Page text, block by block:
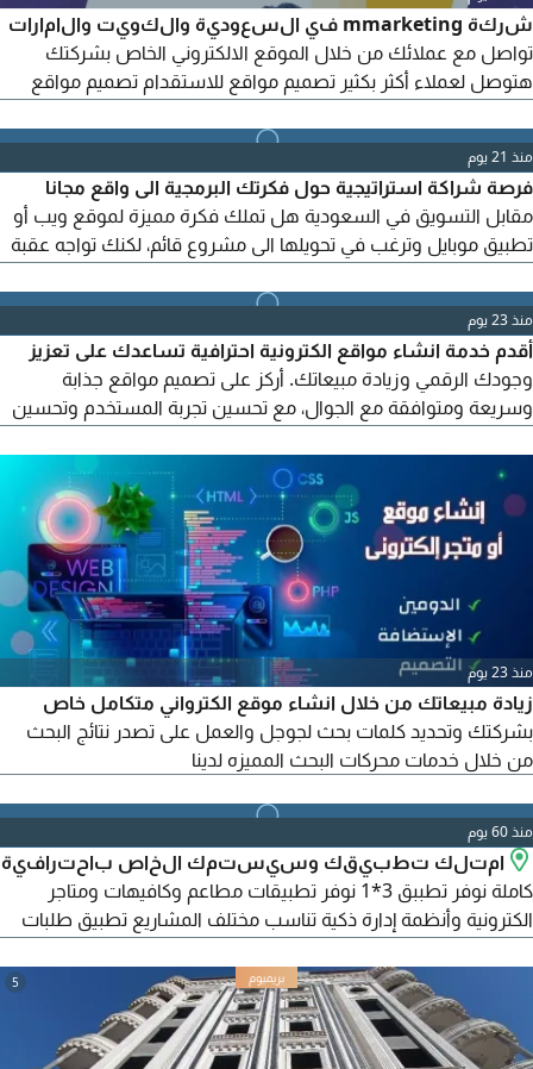
شركة mmarketing في السعودية والكويت والامارات
تواصل مع عملائك من خلال الموقع الالكتروني الخاص بشركتك
هتوصل لعملاء أكثر بكثير تصميم مواقع للاستقدام تصميم مواقع
مواقع التمويل والقروض تصميم مواقع المكاتب والشركات بالمملكة
للتواصل مع المكتب علي
منذ 21 يوم
فرصة شراكة استراتيجية حول فكرتك البرمجية الى واقع مجانا
مقابل التسويق في السعودية هل تملك فكرة مميزة لموقع ويب أو
تطبيق موبايل وترغب في تحويلها الى مشروع قائم، لكنك تواجه عقبة
والخبرة العالية في تطوير المواقع وتطبيقات الهواتف الذكية. نبحث
عن شخص أو مؤسسة في المملكة العربية السعودية يمتلك فكرة
مشروع واعدة وجاهزة للتنفيذ
منذ 23 يوم
أقدم خدمة انشاء مواقع الكترونية احترافية تساعدك على تعزيز
وجودك الرقمي وزيادة مبيعاتك. أركز على تصميم مواقع جذابة
وسريعة ومتوافقة مع الجوال، مع تحسين تجربة المستخدم وتحسين
منذ 23 يوم
زيادة مبيعاتك من خلال انشاء موقع الكترواني متكامل خاص
بشركتك وتحديد كلمات بحث لجوجل والعمل على تصدر نتائج البحث
من خلال خدمات محركات البحث المميزه لدينا
منذ 60 يوم
امتلك تطبيقك وسيستمك الخاص باحترافية
كاملة نوفر تطببق 3*1 نوفر تطبيقات مطاعم وكافيهات ومتاجر
الكترونية وأنظمة إدارة ذكية تناسب مختلف المشاريع تطبيق طلبات
للأوردرات والسائقين حلول عصرية تساعدك على زيادة المبيعات
وتطوير مشروعك بسهولة واحترافية للتواصل
5